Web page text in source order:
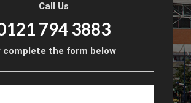
Call Us
794 3883
complete the form below